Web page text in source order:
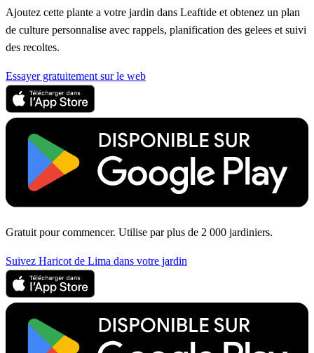
Ajoutez cette plante a votre jardin dans Leaftide et obtenez un plan
de culture personnalise avec rappels, planification des gelees et suivi
des recoltes.
Essayer gratuitement sur le web
Gratuit pour commencer. Utilise par plus de 2 000 jardiniers.
Suivez Haricot de Lima dans votre jardin